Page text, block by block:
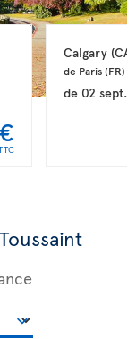
Calgary (CA)
de Paris (FR)
de 02 sept.